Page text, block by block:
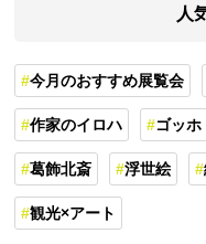
人
今月のおすすめ展覧会
作家のイロハ ゴッホ
葛飾北斎 浮世絵
観光×アート